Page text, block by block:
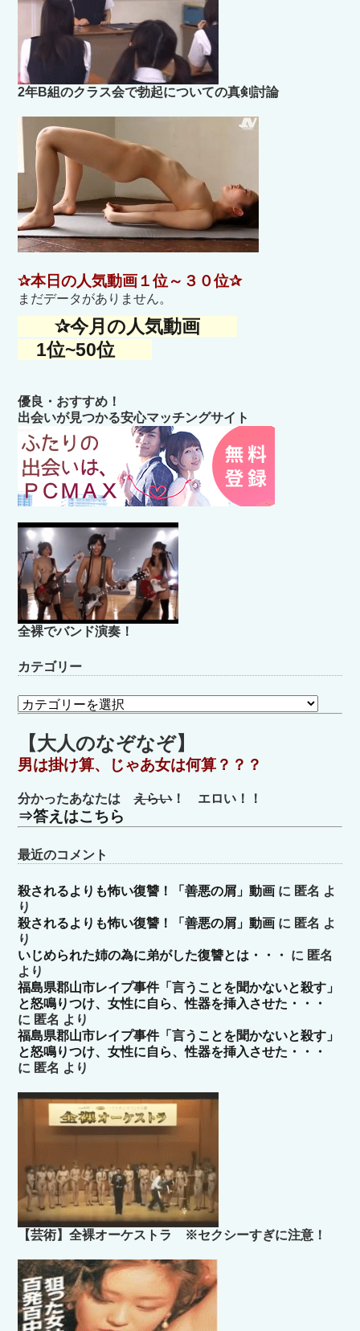
2年B組のクラス会で勃起についての真剣討論
✰本日の人気動画１位～３０位✰
まだデータがありません。
✰今月の人気動画
1位~50位
優良・おすすめ！
出会いが見つかる安心マッチングサイト
全裸でバンド演奏！
カテゴリー
カ
テ
ゴ
リ
ー
【大人のなぞなぞ】
男は掛け算、じゃあ女は何算？？？
分かったあなたはえらい！ エロい！！
⇒答えはこちら
最近のコメント
殺されるよりも怖い復讐！「善悪の屑」動画 に 匿名 よ
り
殺されるよりも怖い復讐！「善悪の屑」動画 に 匿名 よ
り
いじめられた姉の為に弟がした復讐とは・・・
に 匿名
より
福島県郡山市レイプ事件「言うことを聞かないと殺す」
と怒鳴りつけ、女性に自ら、性器を挿入させた・・・
に 匿名 より
福島県郡山市レイプ事件「言うことを聞かないと殺す」
と怒鳴りつけ、女性に自ら、性器を挿入させた・・・
に 匿名 より
【芸術】全裸オーケストラ ※セクシーすぎに注意！